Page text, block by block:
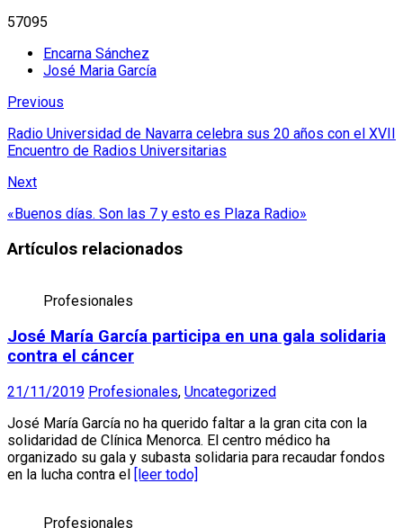
57095
Encarna Sánchez
José Maria García
Previous
Radio Universidad de Navarra celebra sus 20 años con el XVII
Encuentro de Radios Universitarias
Next
«Buenos días. Son las 7 y esto es Plaza Radio»
Artículos relacionados
Profesionales
José María García participa en una gala solidaria
contra el cáncer
21/11/2019 Profesionales, Uncategorized
José María García no ha querido faltar a la gran cita con la
solidaridad de Clínica Menorca. El centro médico ha
organizado su gala y subasta solidaria para recaudar fondos
en la lucha contra el [leer todo]
Profesionales